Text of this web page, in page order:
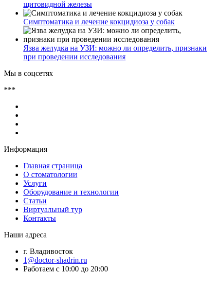
щитовидной железы
Симптоматика и лечение кокцидиоза у собак
Язва желудка на УЗИ: можно ли определить, признаки
при проведении исследования
Мы в соцсетях
***
Информация
Главная страница
О стоматологии
Услуги
Оборудование и технологии
Статьи
Виртуальный тур
Контакты
Наши адреса
г. Владивосток
1@doctor-shadrin.ru
Работаем с 10:00 до 20:00